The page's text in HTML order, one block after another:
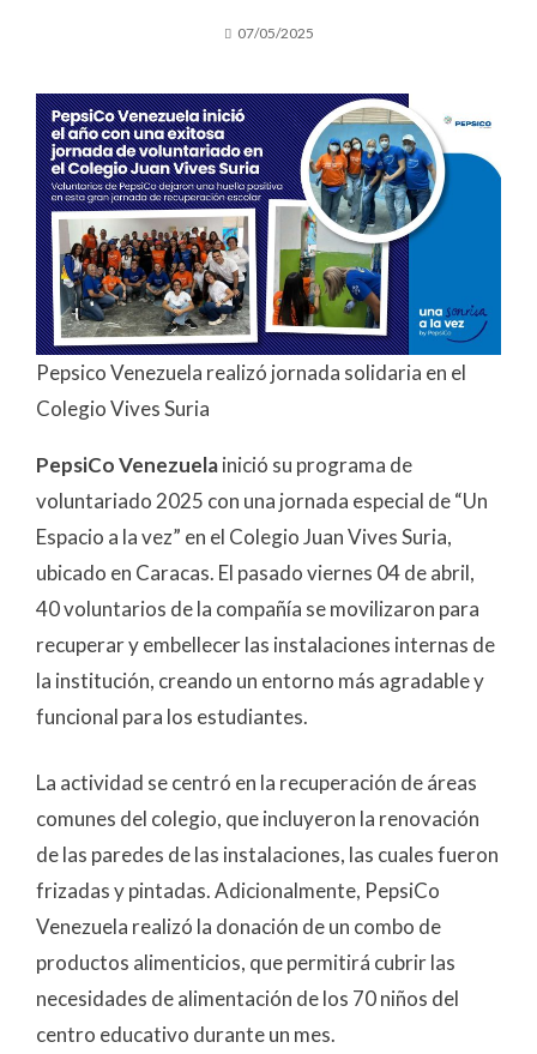
07/05/2025
Pepsico Venezuela realizó jornada solidaria en el
Colegio Vives Suria
PepsiCo Venezuelainició su programa de
voluntariado 2025 con una jornada especial de “Un
Espacio a la vez” en el Colegio Juan Vives Suria,
ubicado en Caracas. El pasado viernes 04 de abril,
40 voluntarios de la compañía se movilizaron para
recuperar y embellecer las instalaciones internas de
la institución, creando un entorno más agradable y
funcional para los estudiantes.
La actividad se centró en la recuperación de áreas
comunes del colegio, que incluyeron la renovación
de las paredes de las instalaciones, las cuales fueron
frizadas y pintadas. Adicionalmente, PepsiCo
Venezuela realizó la donación de un combo de
productos alimenticios, que permitirá cubrir las
necesidades de alimentación de los 70 niños del
centro educativo durante un mes.